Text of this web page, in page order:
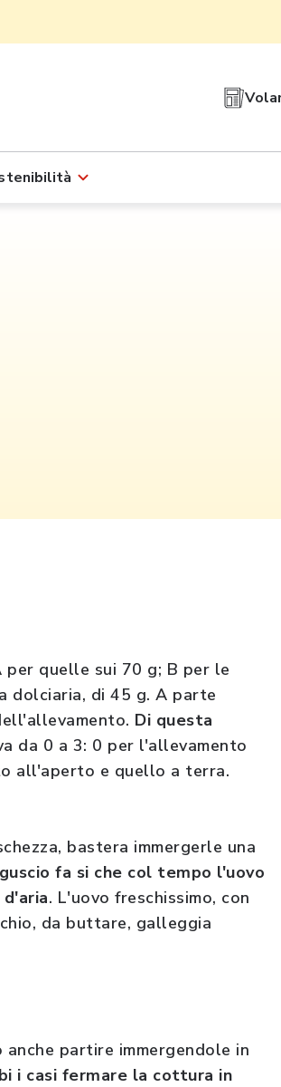
per quelle sui 70 g; B per le
dolciaria, di 45 g. A parte
Di questa
da 0 a 3: 0 per l'allevamento
all'aperto e quello a terra.
bastera immergerle una
fa si che col tempo l'uovo
. L'uovo freschissimo, con
da buttare, galleggia
partire immergendole in
i casi fermare la cottura in